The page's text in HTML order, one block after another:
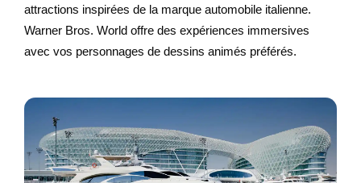
attractions inspirées de la marque automobile italienne.
Warner Bros. World offre des expériences immersives
avec vos personnages de dessins animés préférés.